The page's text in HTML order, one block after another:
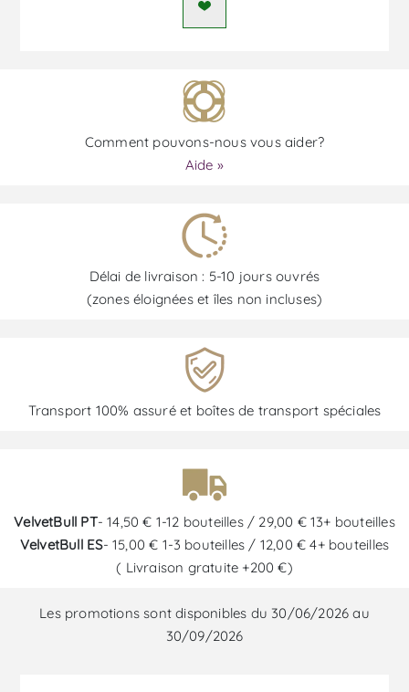
Comment pouvons-nous vous aider?
Aide »
Délai de livraison : 5-10 jours ouvrés
(zones éloignées et îles non incluses)
Transport 100% assuré et boîtes de transport spéciales
VelvetBull PT- 14,50 € 1-12 bouteilles / 29,00 € 13+ bouteilles
VelvetBull ES- 15,00 € 1-3 bouteilles / 12,00 € 4+ bouteilles
( Livraison gratuite +200 €)
Les promotions sont disponibles du 30/06/2026 au
30/09/2026